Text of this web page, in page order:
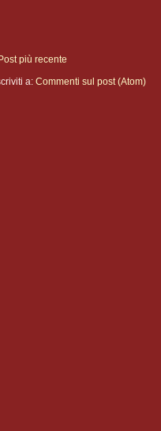
Post più recente
a: Commenti sul post (Atom)